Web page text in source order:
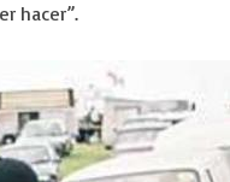
hacer”.